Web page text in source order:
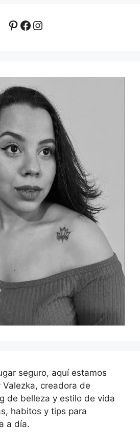
Pinterest
Facebook
Instagram
seguro, aquí estamos
creadora de
de belleza y estilo de vida
habitos y tips para
a día.